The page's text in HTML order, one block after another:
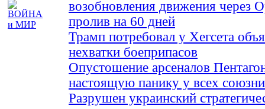
возобновления движения через
пролив на 60 дней
Трамп потребовал у Хегсета
нехватки боеприпасов
Опустошение арсеналов
настоящую панику у всех
Разрушен украинский